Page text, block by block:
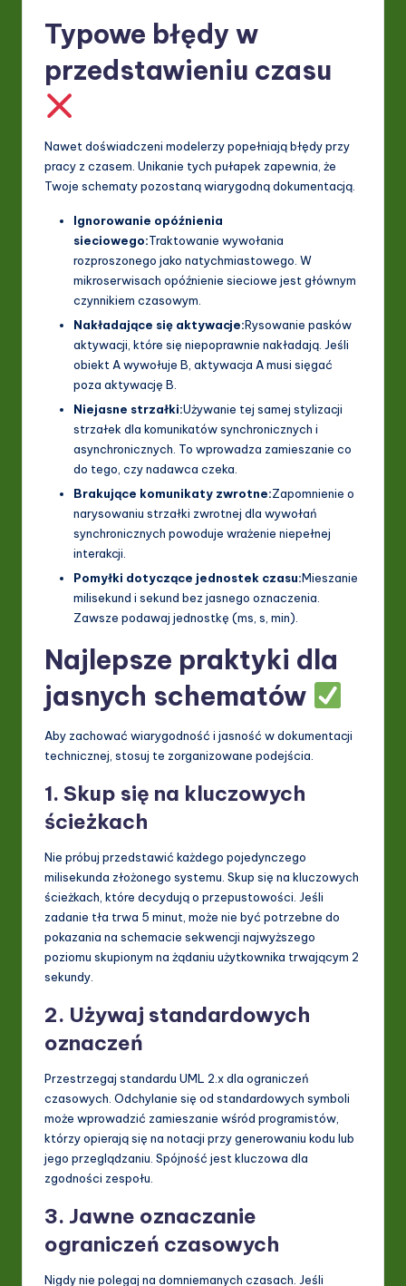
Typowe błędy w
przedstawieniu czasu
Nawet doświadczeni modelerzy popełniają błędy przy
pracy z czasem. Unikanie tych pułapek zapewnia, że
Twoje schematy pozostaną wiarygodną dokumentacją.
Ignorowanie opóźnienia
sieciowego:Traktowanie wywołania
rozproszonego jako natychmiastowego. W
mikroserwisach opóźnienie sieciowe jest głównym
czynnikiem czasowym.
Nakładające się aktywacje:Rysowanie pasków
aktywacji, które się niepoprawnie nakładają. Jeśli
obiekt A wywołuje B, aktywacja A musi sięgać
poza aktywację B.
Niejasne strzałki:Używanie tej samej stylizacji
strzałek dla komunikatów synchronicznych i
asynchronicznych. To wprowadza zamieszanie co
do tego, czy nadawca czeka.
Brakujące komunikaty zwrotne:Zapomnienie o
narysowaniu strzałki zwrotnej dla wywołań
synchronicznych powoduje wrażenie niepełnej
interakcji.
Pomyłki dotyczące jednostek czasu:Mieszanie
milisekund i sekund bez jasnego oznaczenia.
Zawsze podawaj jednostkę (ms, s, min).
Najlepsze praktyki dla
jasnych schematów
Aby zachować wiarygodność i jasność w dokumentacji
technicznej, stosuj te zorganizowane podejścia.
1. Skup się na kluczowych
ścieżkach
Nie próbuj przedstawić każdego pojedynczego
milisekunda złożonego systemu. Skup się na kluczowych
ścieżkach, które decydują o przepustowości. Jeśli
zadanie tła trwa 5 minut, może nie być potrzebne do
pokazania na schemacie sekwencji najwyższego
poziomu skupionym na żądaniu użytkownika trwającym 2
sekundy.
2. Używaj standardowych
oznaczeń
Przestrzegaj standardu UML 2.x dla ograniczeń
czasowych. Odchylanie się od standardowych symboli
może wprowadzić zamieszanie wśród programistów,
którzy opierają się na notacji przy generowaniu kodu lub
jego przeglądzaniu. Spójność jest kluczowa dla
zgodności zespołu.
3. Jawne oznaczanie
ograniczeń czasowych
Nigdy nie polegaj na domniemanych czasach. Jeśli